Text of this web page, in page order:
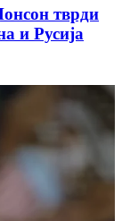
тврди
и Русија